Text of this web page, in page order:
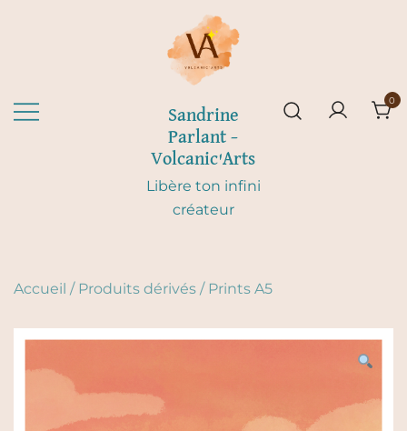
Sandrine
Parlant –
Volcanic'Arts
Libère ton infini
créateur
0
Accueil / Produits dérivés / Prints A5